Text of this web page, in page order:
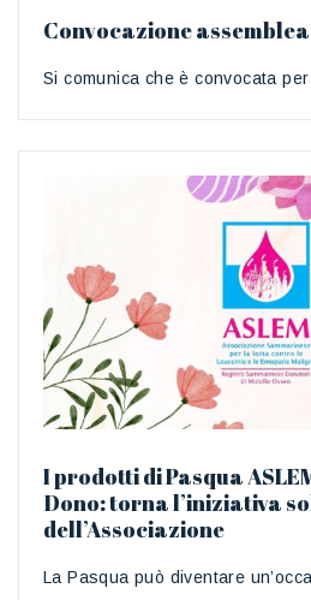
Convocazione assemblea
Si comunica che è convocata
I prodotti di Pasqua
Dono: torna l’iniziativa
dell’Associazione
La Pasqua può diventare